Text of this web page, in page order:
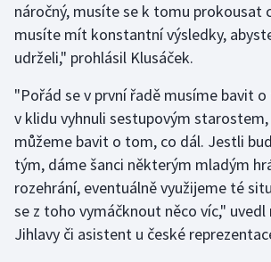
Plážový volejbal
Ragby
Rychlobruslení
Rychlostní kanoistika
Short track
Sportovní střelba
náročný, musíte se k tomu prokousat
musíte mít konstantní výsledky,
udrželi," prohlásil Klusáček.
"Pořád se v první řadě musíme bavit
v klidu vyhnuli sestupovým
můžeme bavit o tom, co dál. Jestli
tým, dáme šanci některým mladým
rozehrání, eventuálně využijeme té
se z toho vymáčknout něco víc,"
Jihlavy či asistent u české